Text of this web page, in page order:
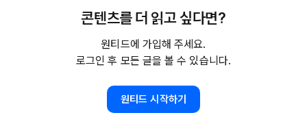
콘텐츠를 더 읽고 싶다면?
원티드에 가입해 주세요.
로그인 후 모든 글을 볼 수 있습니다.
원티드 시작하기